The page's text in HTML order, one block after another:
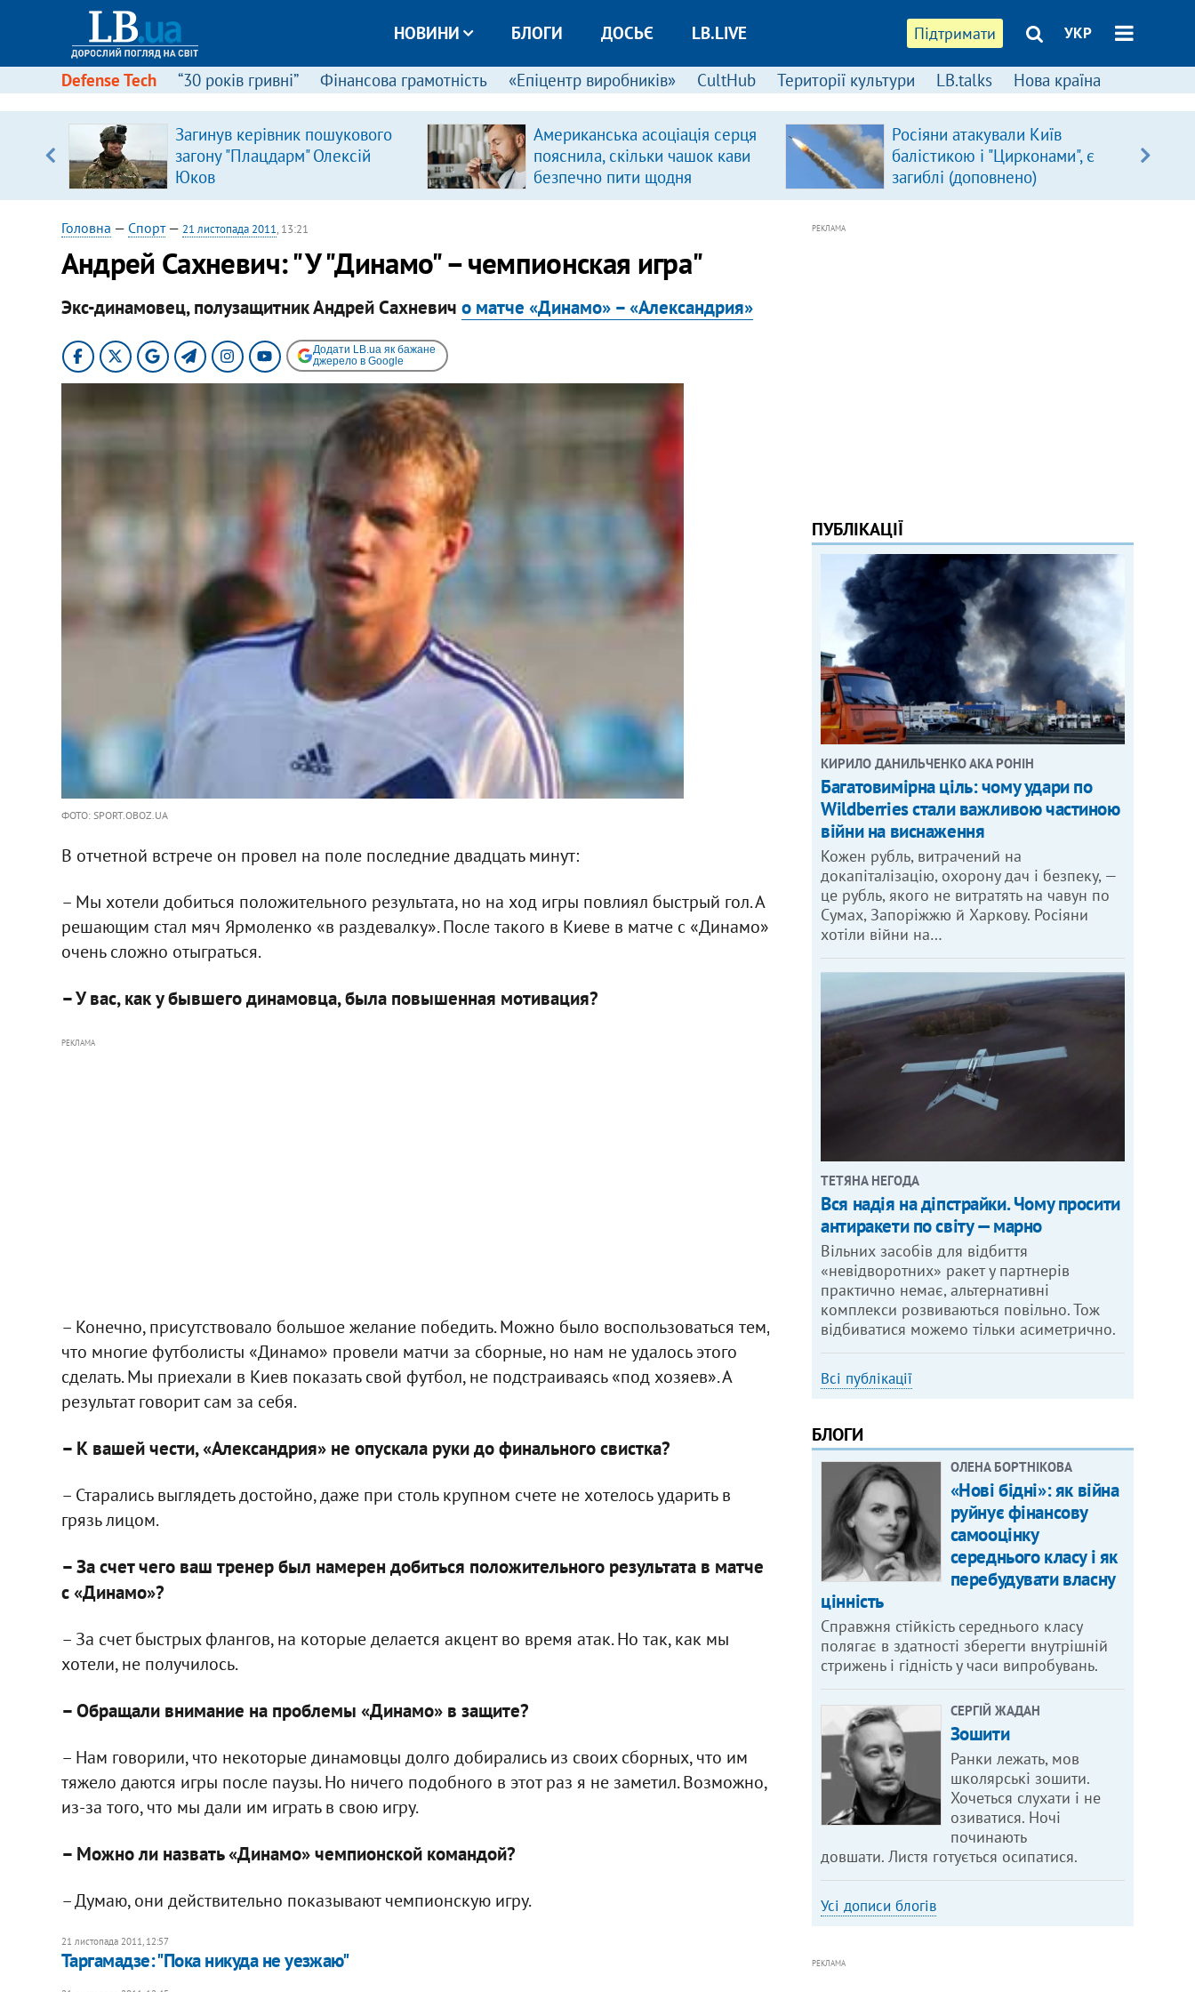
Підтримати УКР
НОВИНИ БЛОГИ ДОСЬЄ LB.LIVE
Defense Tech “30 років гривні” Фінансова грамотність «Епіцентр виробників» CultHub Території культури LB.talks Нова країна
Загинув керівник пошукового
загону "Плацдарм" Олексій
Юков
Американська асоціація серця
пояснила, скільки чашок кави
безпечно пити щодня
Росіяни атакували Київ
балістикою і "Цирконами", є
загиблі (доповнено)
Головна — Спорт— 21 листопада 2011, 13:21
Андрей Сахневич: " У "Динамо" – чемпионская игра"
Экс-динамовец, полузащитник Андрей Сахневич о матче «Динамо» – «Александрия»
Додати LB.ua як бажане
джерело в Google
ФОТО: SPORT.OBOZ.UA
В отчетной встрече он провел на поле последние двадцать минут:
– Мы хотели добиться положительного результата, но на ход игры повлиял быстрый гол. А
решающим стал мяч Ярмоленко «в раздевалку». После такого в Киеве в матче с «Динамо»
очень сложно отыграться.
– У вас, как у бывшего динамовца, была повышенная мотивация?
РЕКЛАМА
– Конечно, присутствовало большое желание победить. Можно было воспользоваться тем,
что многие футболисты «Динамо» провели матчи за сборные, но нам не удалось этого
сделать. Мы приехали в Киев показать свой футбол, не подстраиваясь «под хозяев». А
результат говорит сам за себя.
– К вашей чести, «Александрия» не опускала руки до финального свистка?
– Старались выглядеть достойно, даже при столь крупном счете не хотелось ударить в
грязь лицом.
– За счет чего ваш тренер был намерен добиться положительного результата в матче
с «Динамо»?
– За счет быстрых флангов, на которые делается акцент во время атак. Но так, как мы
хотели, не получилось.
– Обращали внимание на проблемы «Динамо» в защите?
– Нам говорили, что некоторые динамовцы долго добирались из своих сборных, что им
тяжело даются игры после паузы. Но ничего подобного в этот раз я не заметил. Возможно,
из-за того, что мы дали им играть в свою игру.
– Можно ли назвать «Динамо» чемпионской командой?
– Думаю, они действительно показывают чемпионскую игру.
21 листопада 2011, 12:57
Таргамадзе: "Пока никуда не уезжаю"
РЕКЛАМА
ПУБЛІКАЦІЇ
КИРИЛО ДАНИЛЬЧЕНКО АКА РОНІН
Багатовимірна ціль: чому удари по
Wildberries стали важливою частиною
війни на виснаження
Кожен рубль, витрачений на
докапіталізацію, охорону дач і безпеку, —
це рубль, якого не витратять на чавун по
Сумах, Запоріжжю й Харкову. Росіяни
хотіли війни на…
ТЕТЯНА НЕГОДА
Вся надія на діпстрайки. Чому просити
антиракети по світу — марно
Вільних засобів для відбиття
«невідворотних» ракет у партнерів
практично немає, альтернативні
комплекси розвиваються повільно. Тож
відбиватися можемо тільки асиметрично.
Всі публікації
БЛОГИ
ОЛЕНА БОРТНІКОВА
«Нові бідні»: як війна
руйнує фінансову
самооцінку
середнього класу і як
перебудувати власну
цінність
Справжня стійкість середнього класу
полягає в здатності зберегти внутрішній
стрижень і гідність у часи випробувань.
СЕРГІЙ ЖАДАН
Зошити
Ранки лежать, мов
школярські зошити.
Хочеться слухати і не
озиватися. Ночі
починають
довшати. Листя готується осипатися.
Усі дописи блогів
РЕКЛАМА